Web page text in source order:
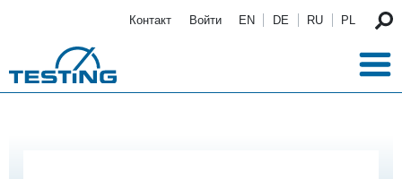
Контакт Войти EN DE RU PL